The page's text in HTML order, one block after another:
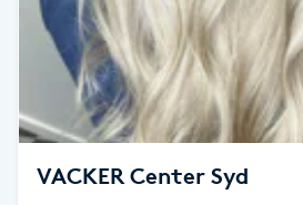
Senioryoga
VACKER Center Syd